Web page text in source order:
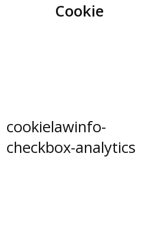
Cookie
cookielawinfo-
checkbox-analytics